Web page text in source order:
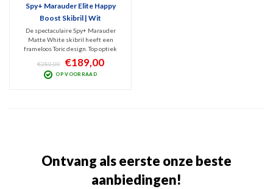
Spy+ Marauder Elite Happy
Boost Skibril | Wit
De spectaculaire Spy+ Marauder
Matte White skibril heeft een
frameloos Toric design. Top optiek
zorgt voor ultiem helder,
vervormingsvrij zicht. Revolutionaire
Happy lenstechnologie en geleverd
€280,00 €189,00
OP VOORRAAD
Ontvang als eerste onze beste
aanbiedingen!